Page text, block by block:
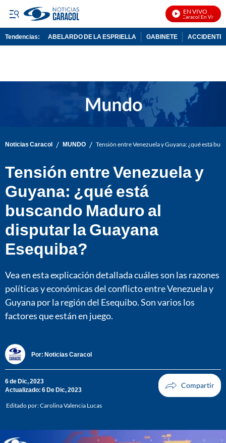
EN VIVO
Noticias Caracol En Vivo
Tendencias: ABELARDO DE LA ESPRIELLA GABINETE ACCIDENTE
Noticias Caracol / MUNDO / Tensión entre Venezuela y Guyana: ¿qué está
Tensión entre Venezuela y
Guyana: ¿qué está
buscando Maduro al
disputar la Guayana
Esequiba?
Vea en esta explicación detallada cuáles son las razones
políticas y económicas del conflicto entre Venezuela y
Guyana por la región del Esequibo. Son varios los
factores que están en juego.
Por: Noticias Caracol
6 de Dic, 2023
Actualizado: 6 De Dic, 2023
Editado por:Carolina Valencia Lucas